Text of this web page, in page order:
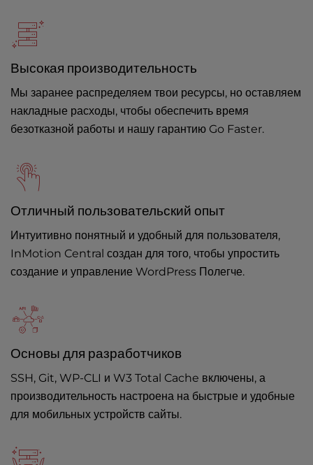
Высокая производительность
Мы заранее распределяем твои ресурсы, но оставляем
накладные расходы, чтобы обеспечить время
безотказной работы и нашу гарантию Go Faster.
Отличный пользовательский опыт
Интуитивно понятный и удобный для пользователя,
InMotion Central создан для того, чтобы упростить
создание и управление WordPress Полегче.
Основы для разработчиков
SSH, Git, WP-CLI и W3 Total Cache включены, а
производительность настроена на быстрые и удобные
для мобильных устройств сайты.